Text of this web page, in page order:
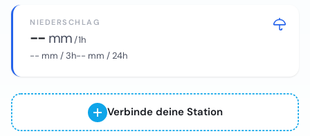
NIEDERSCHLAG
-- mm/ 1h
-- mm / 3h-- mm / 24h
Verbinde deine Station